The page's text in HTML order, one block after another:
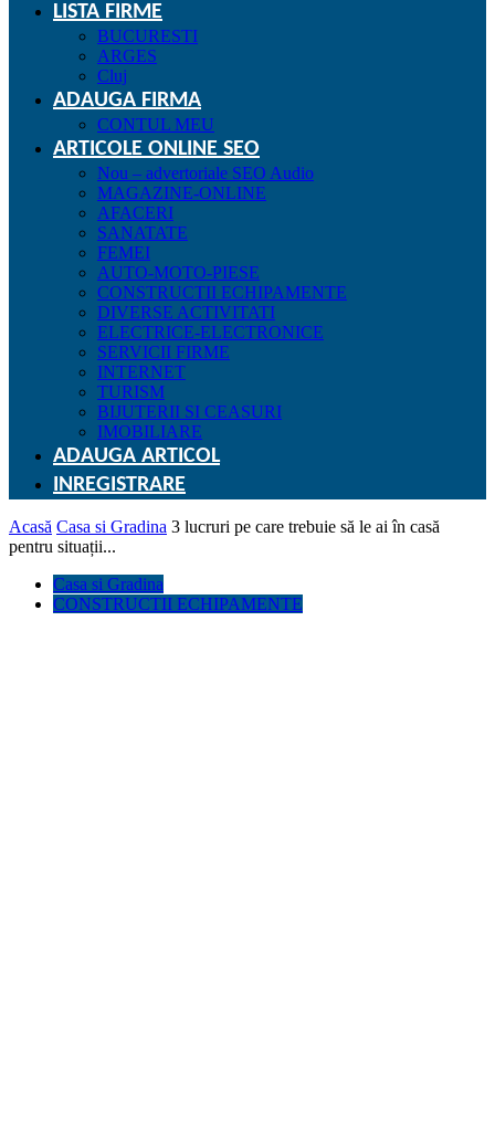
LISTA FIRME
BUCURESTI
ARGES
Cluj
ADAUGA FIRMA
CONTUL MEU
ARTICOLE ONLINE SEO
Nou – advertoriale SEO Audio
MAGAZINE-ONLINE
AFACERI
SANATATE
FEMEI
AUTO-MOTO-PIESE
CONSTRUCTII ECHIPAMENTE
DIVERSE ACTIVITATI
ELECTRICE-ELECTRONICE
SERVICII FIRME
INTERNET
TURISM
BIJUTERII SI CEASURI
IMOBILIARE
ADAUGA ARTICOL
INREGISTRARE
Acasă Casa si Gradina 3 lucruri pe care trebuie să le ai în casă
pentru situații...
Casa si Gradina
CONSTRUCTII ECHIPAMENTE